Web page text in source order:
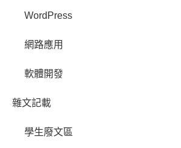
WordPress
網路應用
軟體開發
雜文記載
學生廢文區